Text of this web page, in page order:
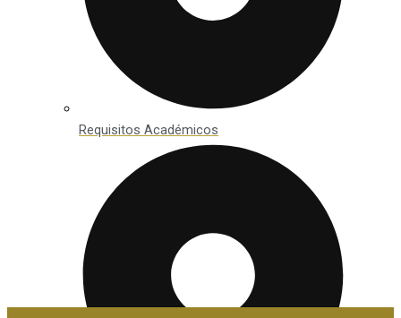
Requisitos Académicos